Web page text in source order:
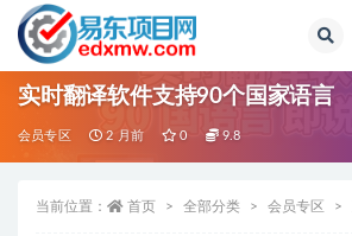
实时翻译软件支持90个国家语言
会员专区 2 月前 0 9.8
当前位置： 首页 全部分类 会员专区